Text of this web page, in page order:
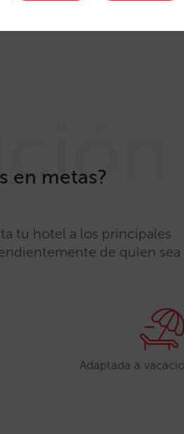
en metas?
tu hotel a los principales
de quien
Adaptada a